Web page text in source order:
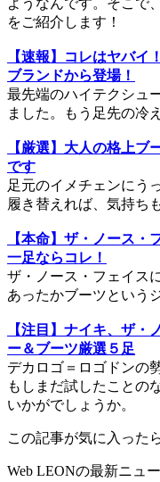
をご紹介します！
【速報】コレはヤバイ
ブランドから登場！
最先端のハイテクシュ
ました。もう足先の冷
【厳選】大人の格上ブ
です
足元のイメチェンにう
履き替えれば、気持ち
【本命】ザ・ノース・
一足ならコレ！
ザ・ノース・フェイス
あったかブーツという
【注目】ナイキ、ザ・
ー＆ブーツ厳選５足
デカロゴ＝ロゴドンの
もしまだ試したことの
いかがでしょうか。
この記事が気に入った
Web LEONの最新ニュ